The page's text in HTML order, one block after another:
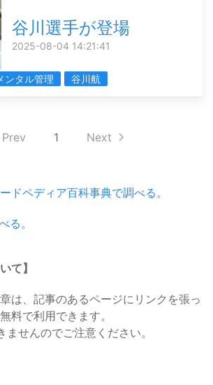
谷川選手が登場
2025-08-04 14:21:41
ンタル管理 谷川航
Prev 1 Next
ドペディア百科事典で調べる。
る。
て】
は、記事のあるページにリンクを張っ
料で利用できます。
せんのでご注意ください。